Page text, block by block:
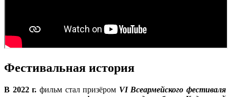
Фестивальная история
В 2022 г. фильм стал призёром VI Всеармейского фестиваля